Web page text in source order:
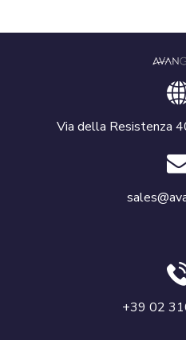
Via della Resistenza
+39 02